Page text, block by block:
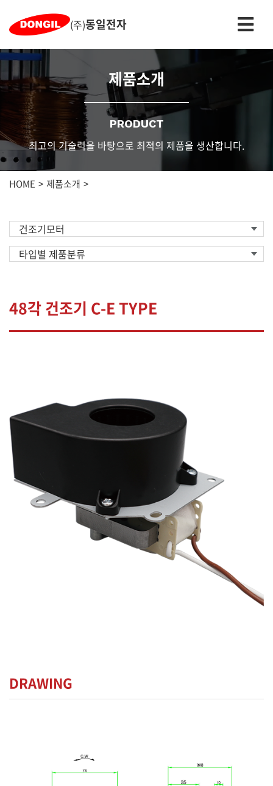
(주)동일전자
제품소개
PRODUCT
최고의 기술력을 바탕으로 최적의 제품을 생산합니다.
HOME 제품소개
48각 건조기 C-E TYPE
DRAWING